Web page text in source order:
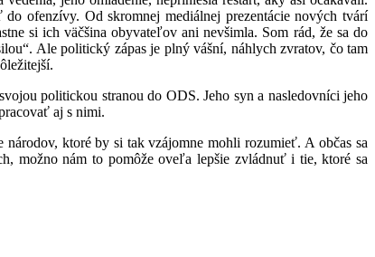
ofenzívy. Od skromnej mediálnej prezentácie nových tvárí
si ich väčšina obyvateľov ani nevšimla. Som rád, že sa do
Ale politický zápas je plný vášní, náhlych zvratov, čo tam
politickou stranou do ODS. Jeho syn a nasledovníci jeho
aj s nimi.
ktoré by si tak vzájomne mohli rozumieť. A občas sa
možno nám to pomôže oveľa lepšie zvládnuť i tie, ktoré sa